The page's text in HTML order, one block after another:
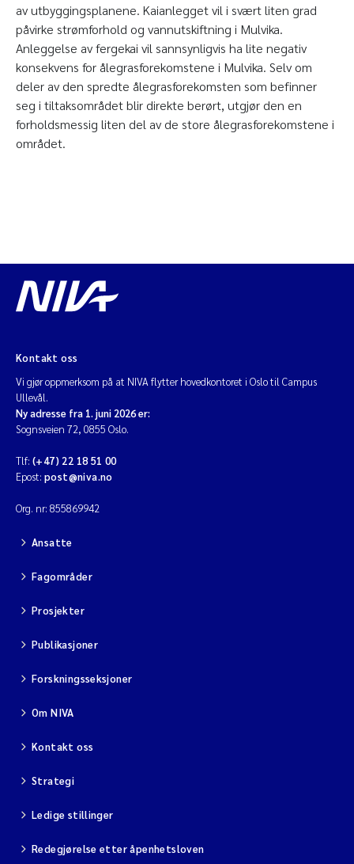
av utbyggingsplanene. Kaianlegget vil i svært liten grad
påvirke strømforhold og vannutskiftning i Mulvika.
Anleggelse av fergekai vil sannsynligvis ha lite negativ
konsekvens for ålegrasforekomstene i Mulvika. Selv om
deler av den spredte ålegrasforekomsten som befinner
seg i tiltaksområdet blir direkte berørt, utgjør den en
forholdsmessig liten del av de store ålegrasforekomstene i
området.
Kontakt oss
Vi gjør oppmerksom på at NIVA flytter hovedkontoret i Oslo til Campus
Ullevål.
Ny adresse fra 1. juni 2026 er:
Sognsveien 72, 0855 Oslo.
Tlf: (+47) 22 18 51 00
Epost: post@niva.no
Org. nr: 855869942
Ansatte
Fagområder
Prosjekter
Publikasjoner
Forskningsseksjoner
Om NIVA
Kontakt oss
Strategi
Ledige stillinger
Redegjørelse etter åpenhetsloven